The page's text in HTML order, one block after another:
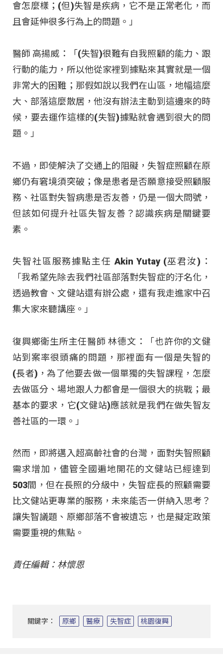
會怎麼樣；(但)失智是疾病，它不是正常老化，而
且會延伸很多行為上的問題。」
醫師 高揚威：「(失智)很難有自我照顧的能力、跟
行動的能力，所以他從家裡到據點來其實就是一個
非常大的困難；那假如說以我們在山區，地幅這麼
大、部落這麼散居，他沒有辦法主動到這邊來的時
候，要去運作這樣的(失智)據點就會遇到很大的問
題。」
不過，即使解決了交通上的阻礙，失智症照顧在原
鄉仍有窘境須突破；像是患者是否願意接受照顧服
務、社區對失智病患是否友善，仍是一個大問號，
但該如何提升社區失智友善？認識疾病是關鍵要
素。
失智社區服務據點主任 Akin Yutay (巫君汝)：
「我希望先除去我們社區部落對失智症的汙名化，
透過教會、文健站還有辦公處，還有我走進家中召
集大家來聽講座。」
復興鄉衛生所主任醫師 林德文：「也許你的文健
站到案率很頭痛的問題，那裡面有一個是失智的
(長者)，為了他要去做一個單獨的失智課程，怎麼
去做區分、場地跟人力都會是一個很大的挑戰；最
基本的要求，它(文健站)應該就是我們在做失智友
善社區的一環。」
然而，即將邁入超高齡社會的台灣，面對失智照顧
需求增加，儘管全國遍地開花的文健站已經達到
503間，但在長照的分級中，失智症長的照顧需要
比文健站更專業的服務，未來能否一併納入思考？
讓失智議題、原鄉部落不會被遺忘，也是擬定政策
需要重視的焦點。
責任編輯：林懷恩
關鍵字： 原鄉 醫療 失智症 桃園復興